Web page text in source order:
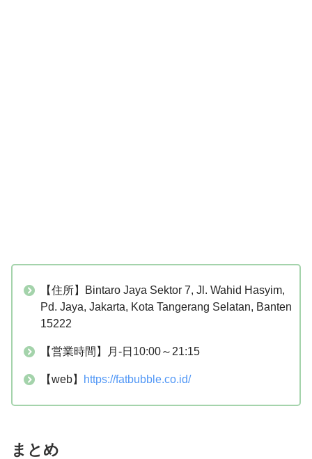
【住所】Bintaro Jaya Sektor 7, Jl. Wahid Hasyim,
Pd. Jaya, Jakarta, Kota Tangerang Selatan, Banten
15222
【営業時間】月-日10:00～21:15
【web】 https://fatbubble.co.id/
まとめ